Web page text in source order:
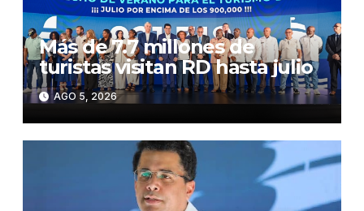
Más de 7.7 millones de
turistas visitan RD hasta julio
AGO 5, 2026